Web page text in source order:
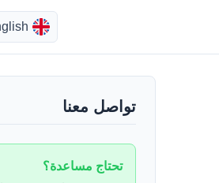
تواصل معنا
تحتاج مساعدة؟